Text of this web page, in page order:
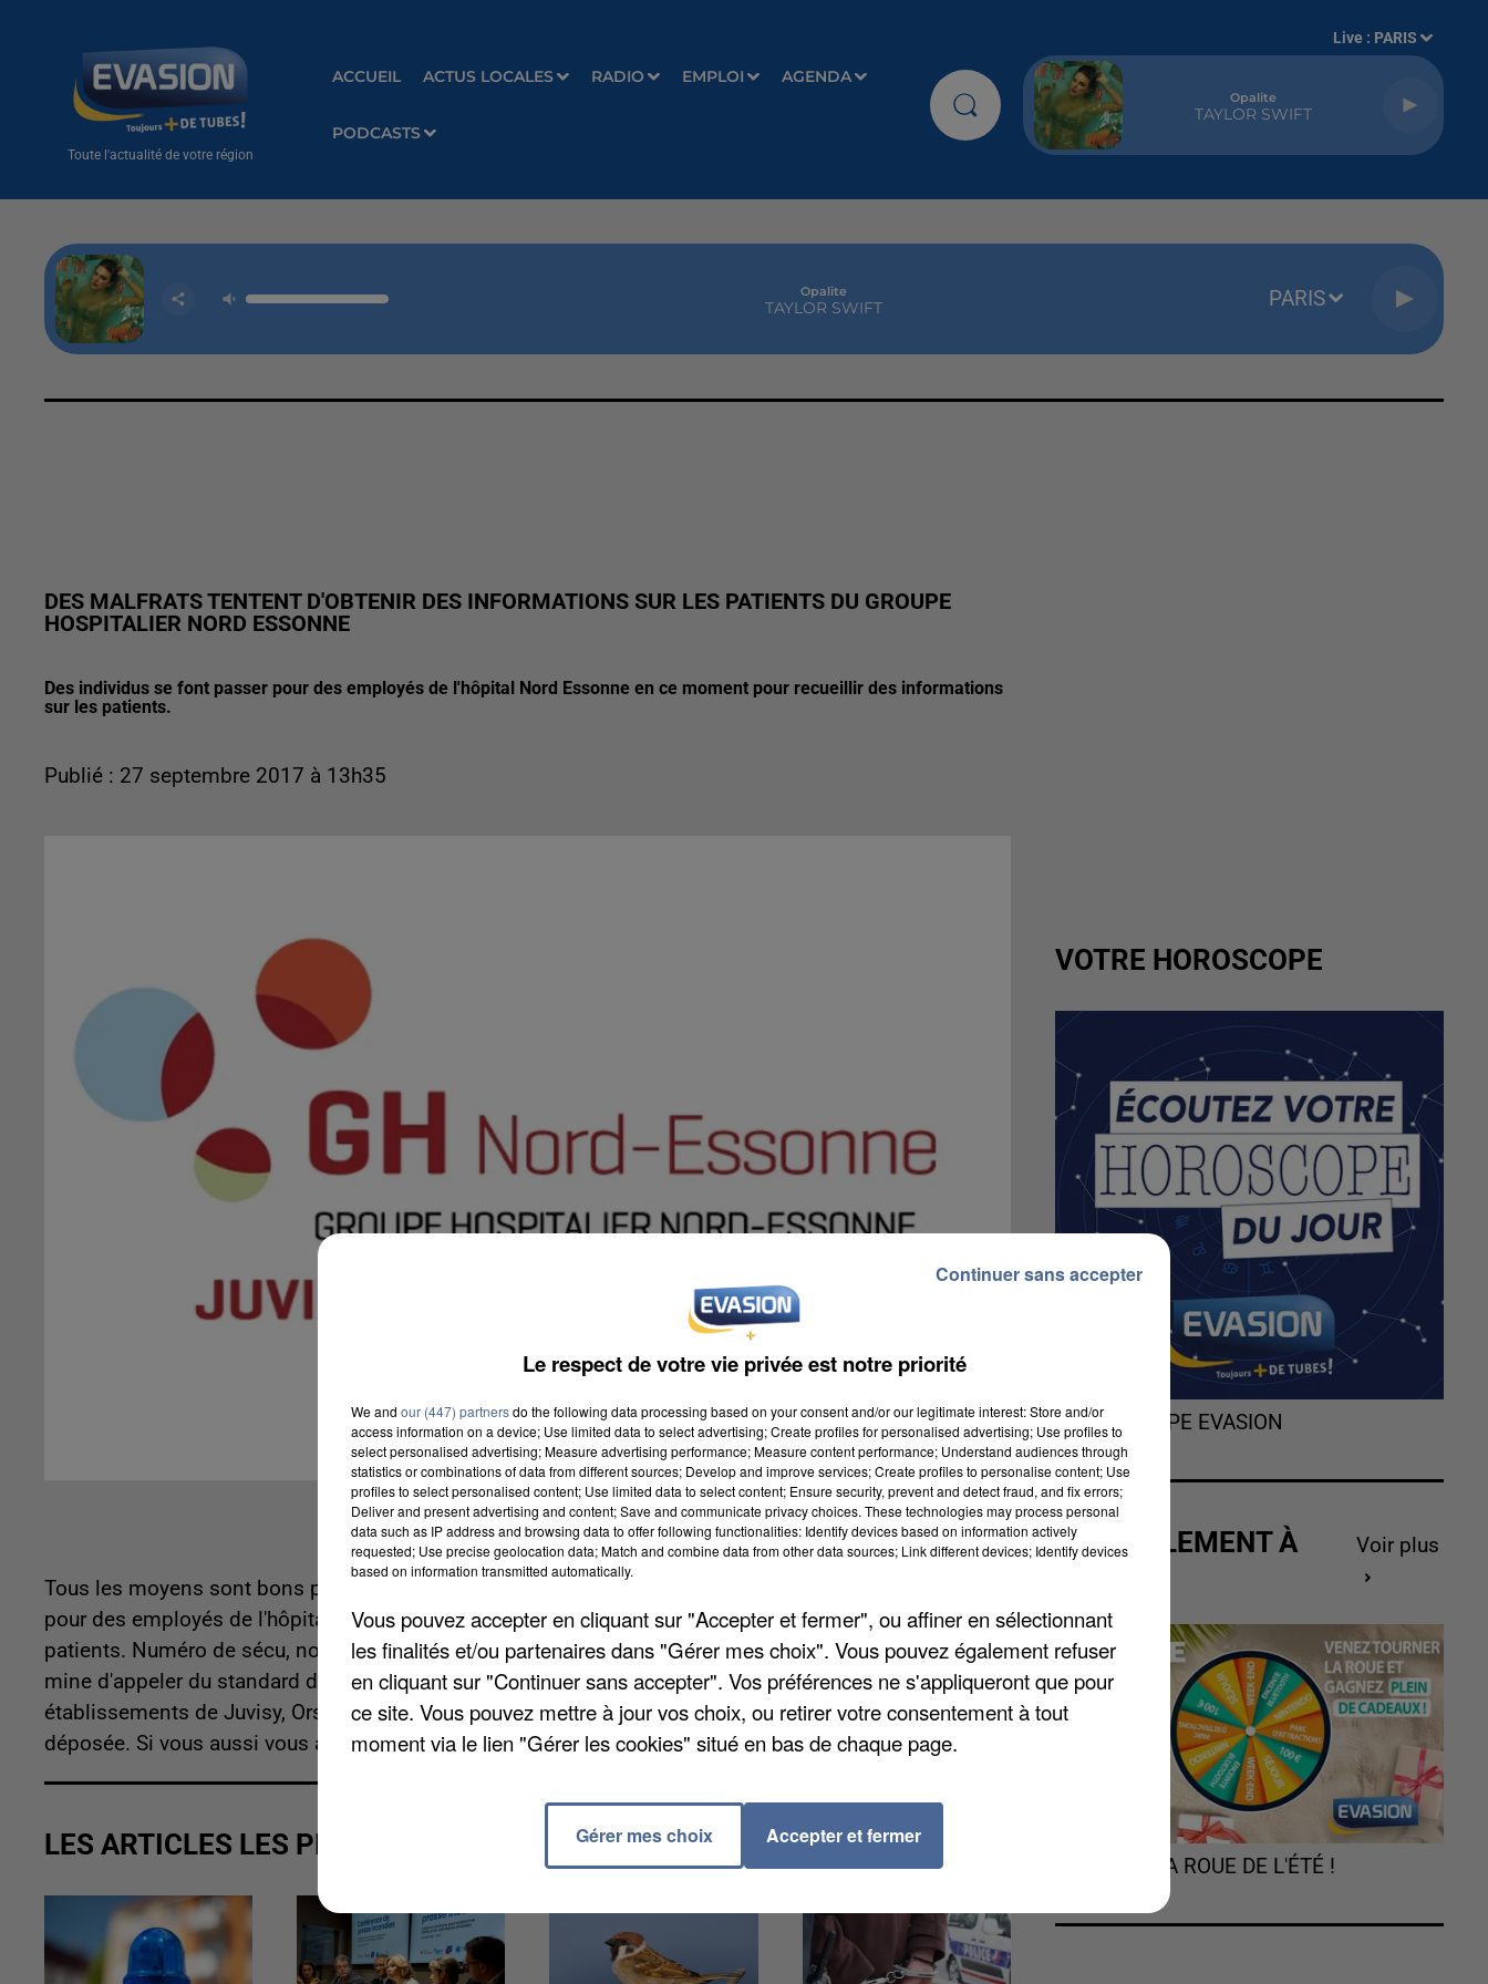
Toute l'actualité de votre région
ACCUEIL ACTUS LOCALES RADIO EMPLOI AGENDA
PODCASTS
Live : PARIS
Opalite
TAYLOR SWIFT
Opalite
TAYLOR SWIFT PARIS
DES MALFRATS TENTENT D'OBTENIR DES INFORMATIONS SUR LES PATIENTS DU GROUPE
HOSPITALIER NORD ESSONNE
Des individus se font passer pour des employés de l'hôpital Nord Essonne en ce moment pour recueillir des informations
sur les patients.
Publié : 27 septembre 2017 à 13h35
Tous les moyens sont bons pour obtenir des données d'ordre privées. Des individus se font passer
pour des employés de l'hôpital Nord Essonne en ce moment pour recueillir des informations sur les
patients. Numéro de sécu, non de la mutuelle ou domiciliation, racontele Parisien. Les faussaires font
mine d'appeler du standard des pôles de santé pour parvenir à leurs fins. La direction des
établissements de Juvisy, Orsay et Longjumeau appellent donc à la vigilance. Une plainte a déjà été
déposée. Si vous aussi vous avez subi une arnaque contactez le 01 69 54 27 27.
LES ARTICLES LES PLUS VUS
VOTRE HOROSCOPE
L'HOROSCOPE EVASION
ACTUELLEMENT À
Voir plus
TOURNEZ LA ROUE DE L'ÉTÉ !
Le respect de votre vie privée est notre priorité
We and our (447) partnersdo the following data processing based on your consent and/or our legitimate interest: Store and/or
access information on a device; Use limited data to select advertising; Create profiles for personalised advertising; Use profiles to
select personalised advertising; Measure advertising performance; Measure content performance; Understand audiences through
statistics or combinations of data from different sources; Develop and improve services; Create profiles to personalise content; Use
profiles to select personalised content; Use limited data to select content; Ensure security, prevent and detect fraud, and fix errors;
Deliver and present advertising and content; Save and communicate privacy choices. These technologies may process personal
data such as IP address and browsing data to offer following functionalities: Identify devices based on information actively
requested; Use precise geolocation data; Match and combine data from other data sources; Link different devices; Identify devices
based on information transmitted automatically.
Vous pouvez accepter en cliquant sur "Accepter et fermer", ou affiner en sélectionnant
les finalités et/ou partenaires dans "Gérer mes choix". Vous pouvez également refuser
en cliquant sur "Continuer sans accepter". Vos préférences ne s'appliqueront que pour
ce site. Vous pouvez mettre à jour vos choix, ou retirer votre consentement à tout
moment via le lien "Gérer les cookies" situé en bas de chaque page.
Gérer mes choix Accepter et fermer
Continuer sans accepter